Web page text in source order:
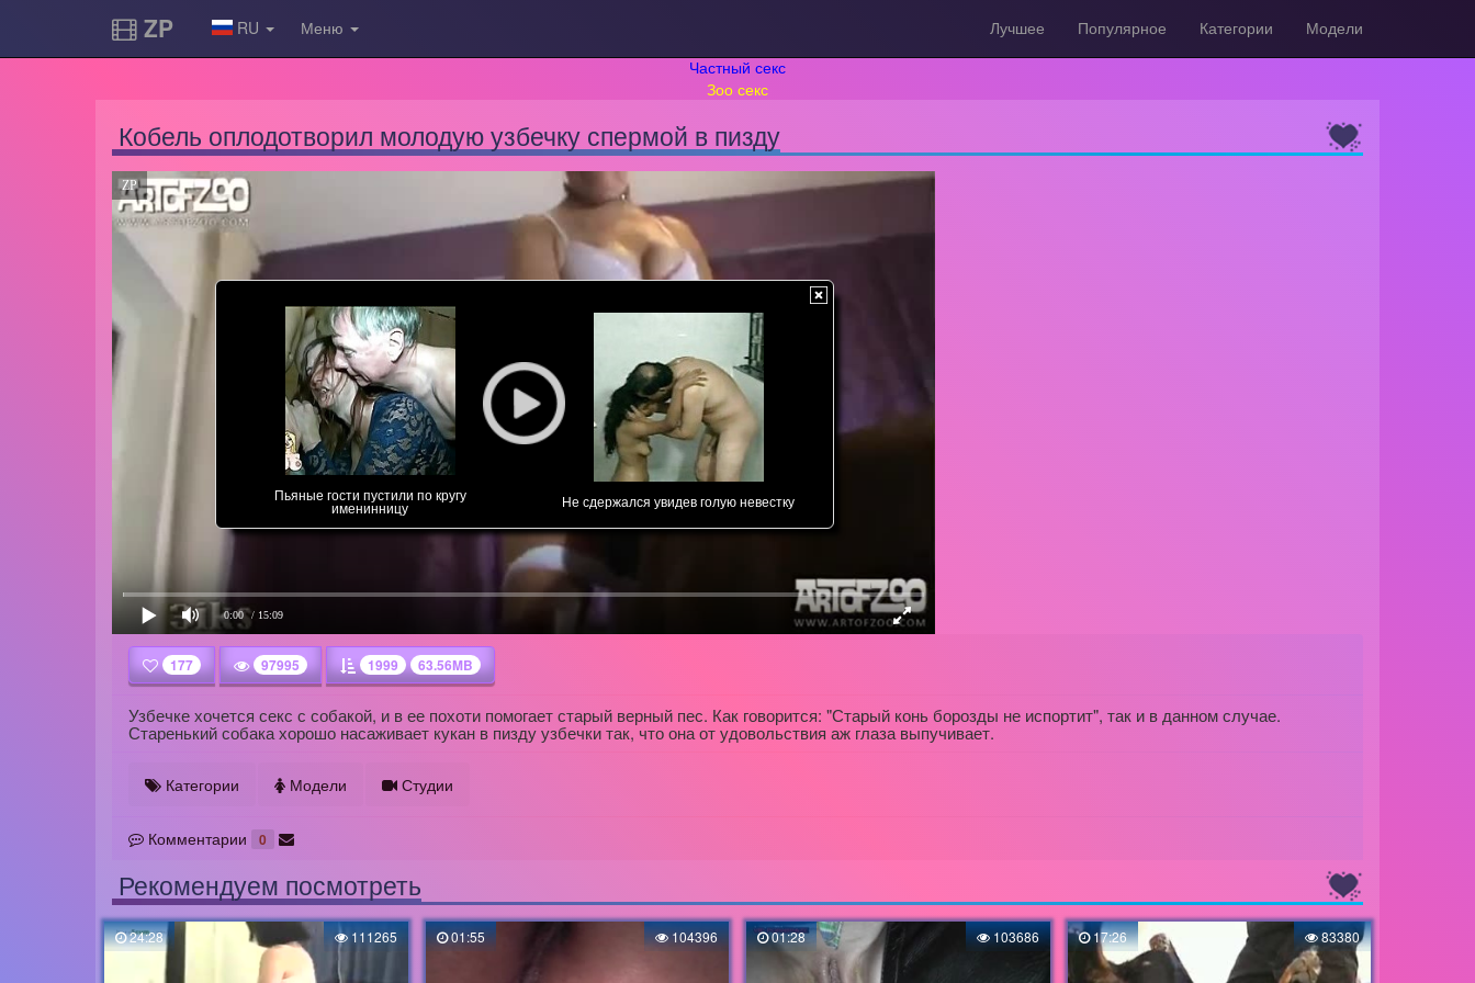
ZP RU Меню Лучшее Популярное Категории
Модели
Частный секс
Зоо секс
Кобель оплодотворил молодую узбечку спермой в пизду
ZP
0:00 / 15:09
177 97995 1999 63.56MB
Узбечке хочется секс с собакой, и в ее похоти помогает старый верный пес. Как говорится: "Старый конь борозды не испортит", так и в данном случае.
Старенький собака хорошо насаживает кукан в пизду узбечки так, что она от удовольствия аж глаза выпучивает.
Категории Модели Студии
Комментарии 0
Рекомендуем посмотреть
24:28 111265 01:55 104396 01:28 103686 17:26 83380
Пьяные гости пустили по кругу
именинницу Не сдержался увидев голую невестку